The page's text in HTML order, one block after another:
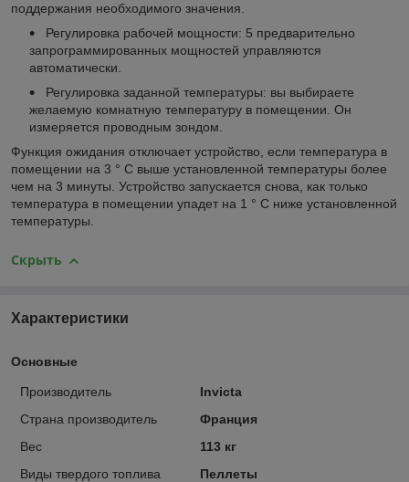
поддержания необходимого значения.
Регулировка рабочей мощности: 5 предварительно
запрограммированных мощностей управляются
автоматически.
Регулировка заданной температуры: вы выбираете
желаемую комнатную температуру в помещении. Он
измеряется проводным зондом.
Функция ожидания отключает устройство, если температура в
помещении на 3 ° C выше установленной температуры более
чем на 3 минуты. Устройство запускается снова, как только
температура в помещении упадет на 1 ° C ниже установленной
температуры.
Скрыть
Характеристики
Основные
Производитель
Invicta
Страна производитель
Франция
Вес
113 кг
Виды твердого топлива
Пеллеты